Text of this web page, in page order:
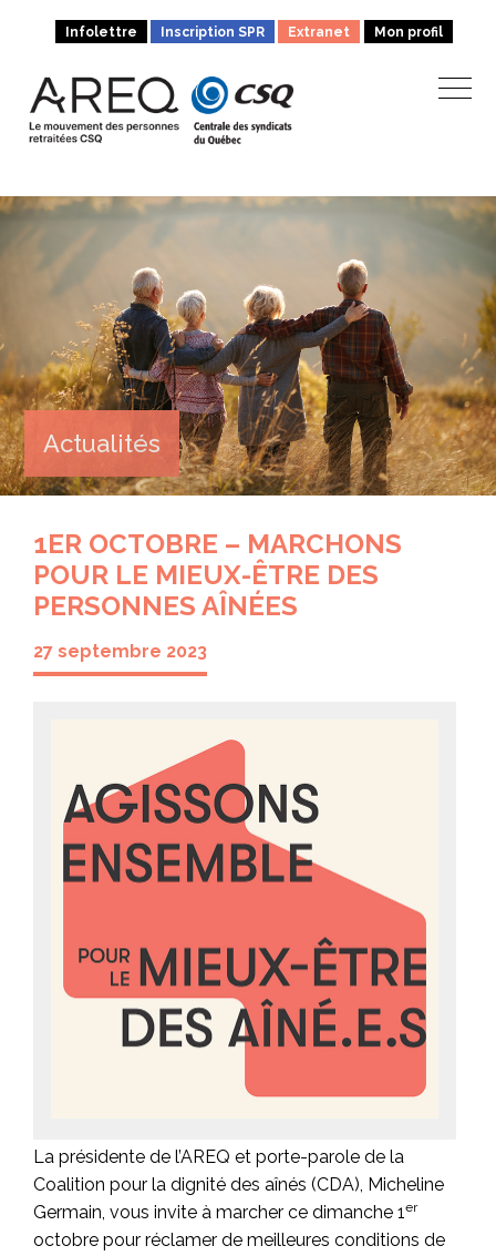
Infolettre Inscription SPR Extranet Mon profil
Actualités
1ER OCTOBRE – MARCHONS
POUR LE MIEUX-ÊTRE DES
PERSONNES AÎNÉES
27 septembre 2023
La présidente de l’AREQ et porte-parole de la
Coalition pour la dignité des aînés (CDA), Micheline
Germain, vous invite à marcher ce dimanche 1er
octobre pour réclamer de meilleures conditions de